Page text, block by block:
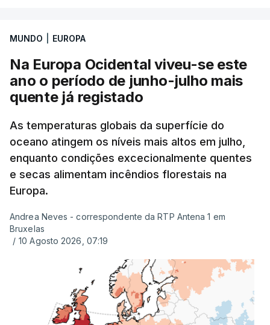
tinha chegado o resultado de
exames, mas ainda não tinham sido afixados.
Alguns encarregados de educação e alunos foram
até à escola para ver o resultado mas ainda não
tinha sido divulgado. Alguns pais apontam
incorreções e aguardam a atualização na
plataforma Inovar.
ERRO100
ERROR ON HTML5 MEDIA ELEMENT
ESTE CONTEÚDO ESTÁ NESTE
MOMENTO INDISPONÍVEL
MUNDO EUROPA
Na Europa Ocidental viveu-se este
ano o período de junho-julho mais
quente já registado
As temperaturas globais da superfície do
oceano atingem os níveis mais altos em julho,
enquanto condições excecionalmente quentes
e secas alimentam incêndios florestais na
Europa.
Andrea Neves - correspondente da RTP Antena 1 em
Bruxelas
/ 10 Agosto 2026, 07:19